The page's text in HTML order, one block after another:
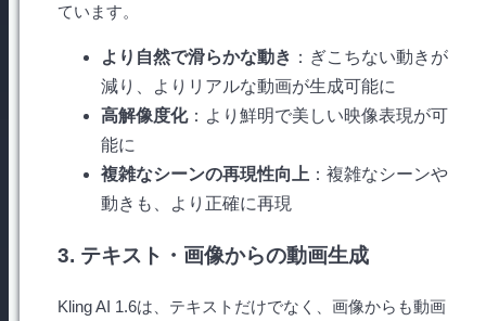
ています。
より自然で滑らかな動き ：ぎこちない動きが
減り、よりリアルな動画が生成可能に
高解像度化：より鮮明で美しい映像表現が可
能に
複雑なシーンの再現性向上 ：複雑なシーンや
動きも、より正確に再現
3. テキスト・画像からの動画生成
Kling AI 1.6は、テキストだけでなく、画像からも動画